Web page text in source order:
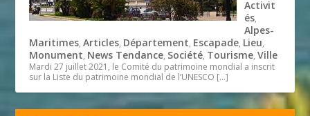
Activit
és,
Alpes-
Maritimes,Articles, Département, Escapade, Lieu,
Monument, News Tendance, Société, Tourisme,Ville
Mardi 27 juillet 2021, le Comité du patrimoine mondial a inscrit
sur la Liste du patrimoine mondial de l’UNESCO […]